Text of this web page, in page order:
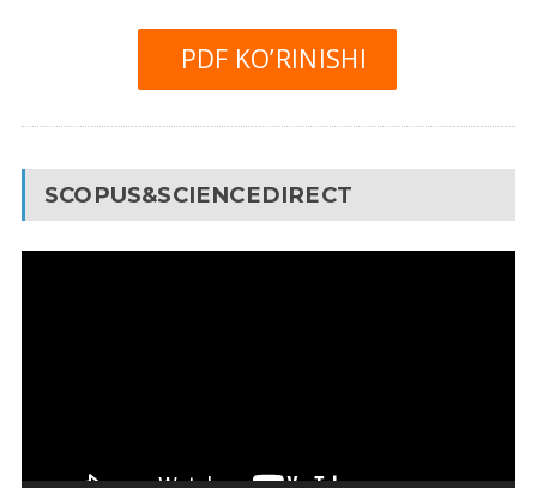
PDF KO’RINISHI
SCOPUS&SCIENCEDIRECT